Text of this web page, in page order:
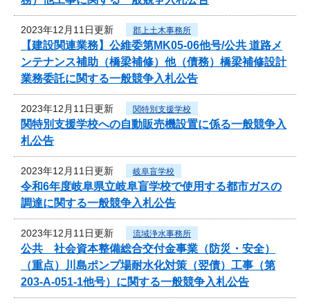
2023年12月11日更新 郡上土木事務所
【建設関連業務】公維委第MK05-06他号/公共 道路メ
ンテナンス補助（橋梁補修）他（債務）橋梁補修設計
業務委託に関する一般競争入札公告
2023年12月11日更新 関特別支援学校
関特別支援学校への自動販売機設置に係る一般競争入
札公告
2023年12月11日更新 岐阜盲学校
令和6年度岐阜県立岐阜盲学校で使用する都市ガスの
調達に関する一般競争入札公告
2023年12月11日更新 流域浄水事務所
公共 社会資本整備総合交付金事業（防災・安全）
（重点）川島ポンプ場耐水化対策（翌債）工事（第
203-A-051-1他号）に関する一般競争入札公告